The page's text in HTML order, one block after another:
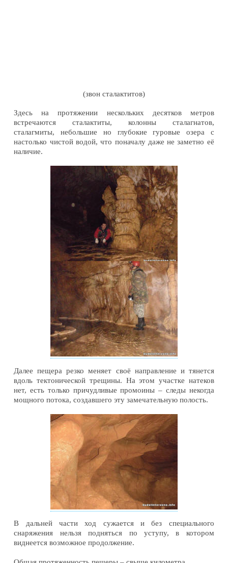
(звон сталактитов)
Здесь на протяжении нескольких десятков метров
встречаются сталактиты, колонны сталагнатов,
сталагмиты, небольшие но глубокие гуровые озера с
настолько чистой водой, что поначалу даже не заметно её
наличие.
Далее пещера резко меняет своё направление и тянется
вдоль тектонической трещины. На этом участке натеков
нет, есть только причудливые промоины – следы некогда
мощного потока, создавшего эту замечательную полость.
В дальней части ход сужается и без специального
снаряжения нельзя подняться по уступу, в котором
виднеется возможное продолжение.